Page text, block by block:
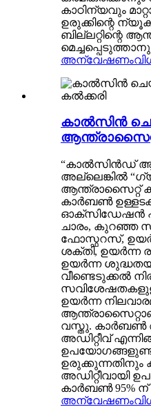
കാഠിന്യവും
ഉരുക്കിന്റെ
ബില്ലറ്റിന്റെ
അന്വേഷണം
കാൽസിൻ
“കാൽസിൻഡ്
അല്ലെങ്കിൽ
ആന്ത്രാസൈറ്റ്
കാർബൺ
ഓക്സിഡേഷൻ
ചാരം, കുറഞ്ഞ
ഫോസ്ഫറസ്,
ശക്തി, ഉയർന്ന
ഉയർന്ന
വീണ്ടെടുക്കൽ
ഉയർന്ന
വസ്തു. കാർബൺ
അഡിറ്റീവ്
ഉരുക്കുന്നതിനും
അഡിറ്റീവായി
കാർബൺ 95% ന്
അന്വേഷണം